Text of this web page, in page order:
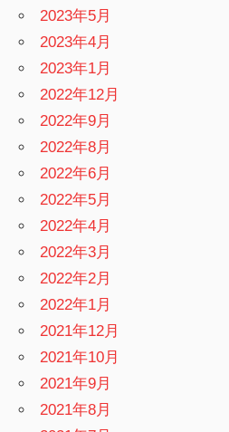
2023年5月
2023年4月
2023年1月
2022年12月
2022年9月
2022年8月
2022年6月
2022年5月
2022年4月
2022年3月
2022年2月
2022年1月
2021年12月
2021年10月
2021年9月
2021年8月